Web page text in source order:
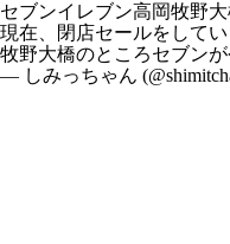
セブンイレブン高岡牧野
現在、閉店セールをしてい
牧野大橋のところセブン
— しみっちゃん